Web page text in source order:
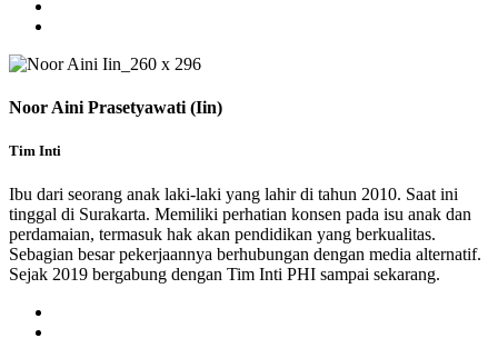
Noor Aini Prasetyawati (Iin)
Tim Inti
Ibu dari seorang anak laki-laki yang lahir di tahun 2010. Saat ini
tinggal di Surakarta. Memiliki perhatian konsen pada isu anak dan
perdamaian, termasuk hak akan pendidikan yang berkualitas.
Sebagian besar pekerjaannya berhubungan dengan media alternatif.
Sejak 2019 bergabung dengan Tim Inti PHI sampai sekarang.